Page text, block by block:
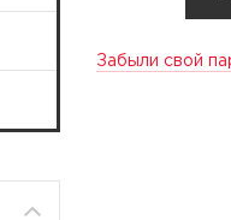
Забыли свой